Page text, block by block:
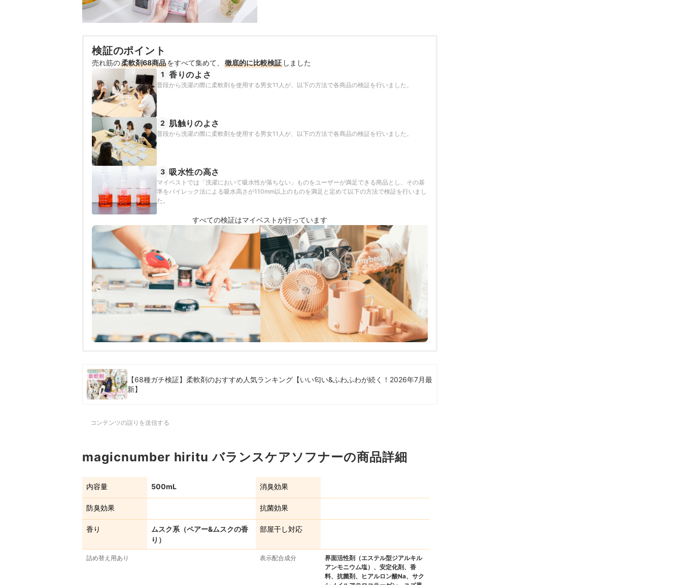
検証のポイント
売れ筋の柔軟剤68商品をすべて集めて、 徹底的に比較検証 しました
1 香りのよさ
普段から洗濯の際に柔軟剤を使用する男女11人が、以下の方法で各商品の検証を行いました。
2 肌触りのよさ
普段から洗濯の際に柔軟剤を使用する男女11人が、以下の方法で各商品の検証を行いました。
3 吸水性の高さ
マイベストでは「洗濯において吸水性が落ちない」ものをユーザーが満足できる商品とし、その基
準をバイレック法による吸水高さが110mm以上のものを満足と定めて以下の方法で検証を行いまし
た。
すべての検証はマイベストが行っています
【68種ガチ検証】柔軟剤のおすすめ人気ランキング【いい匂い&ふわふわが続く！2026年7月最
新】
コンテンツの誤りを送信する
magicnumber hiritu バランスケアソフナーの商品詳細
内容量 500mL 消臭効果
防臭効果 抗菌効果
香り
ムスク系（ペアー&ムスクの香
り）
部屋干し対応
詰め替え用あり 表示配合成分
界面活性剤（エステル型ジアルキル
アンモニウム塩）、安定化剤、香
料、抗菌剤、ヒアルロン酸Na、サク